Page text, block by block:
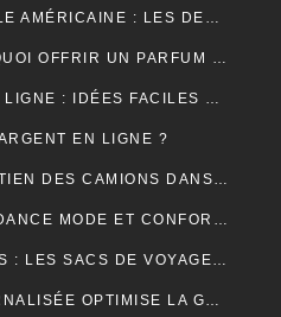
ELECTION PRÉSIDENTIELLE AMÉRICAINE : LES DEUX CAMPS SONT RELIÉS PAR LEURS CRAINTES
IDÉE DE CADEAU : POURQUOI OFFRIR UN PARFUM POUR UN ANNIVERSAIRE ?
GAGNER DE L’ARGENT EN LIGNE : IDÉES FACILES ET ACCESSIBLES POUR DÉBUTANTS
EN LIGNE ?
IMPORTANCE DE L’ENTRETIEN DES CAMIONS DANS LE MONDE DU TRANSPORT ROUTIER
PONCHO FEMME : LA TENDANCE MODE ET CONFORT POUR L’HIVER
NATURE ET DÉCOUVERTES : LES SACS DE VOYAGE À COMPRESSION POUR OPTIMISER CHAQUE AVENTURE
COMMENT UNE DSI EXTERNALISÉE OPTIMISE LA GESTION DE VOTRE SYSTÈME D’INFORMATION ?